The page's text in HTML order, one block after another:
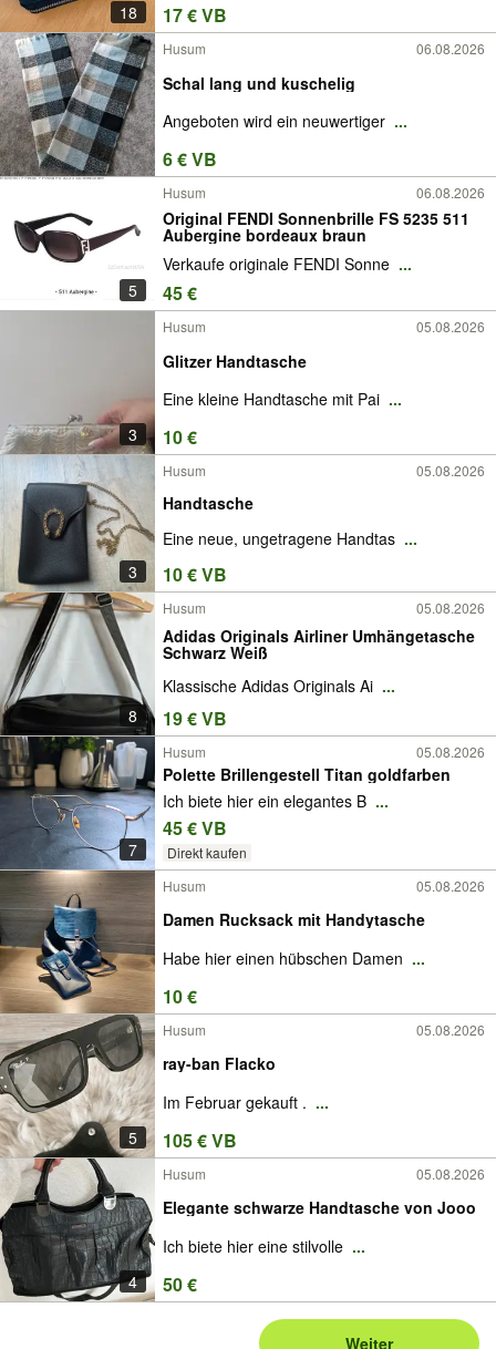
18 17 € VB
Husum 06.08.2026
Schal lang und kuschelig
Angeboten wird ein neuwertiger ...
6 € VB
5
Husum 06.08.2026
Original FENDI Sonnenbrille FS 5235 511
Aubergine bordeaux braun
Verkaufe originale FENDI Sonne ...
45 €
3
Husum 05.08.2026
Glitzer Handtasche
Eine kleine Handtasche mit Pai ...
10 €
3
Husum 05.08.2026
Handtasche
Eine neue, ungetragene Handtas ...
10 € VB
8
Husum 05.08.2026
Adidas Originals Airliner Umhängetasche
Schwarz Weiß
Klassische Adidas Originals Ai ...
19 € VB
7
Husum 05.08.2026
Polette Brillengestell Titan goldfarben
Ich biete hier ein elegantes B ...
45 € VB
Direkt kaufen
Husum
05.08.2026
Damen Rucksack mit Handytasche
Habe hier einen hübschen Damen ...
10 €
5
Husum 05.08.2026
ray-ban Flacko
Im Februar gekauft . ...
105 € VB
4
Husum 05.08.2026
Elegante schwarze Handtasche von Jooo
Ich biete hier eine stilvolle ...
50 €
Weiter